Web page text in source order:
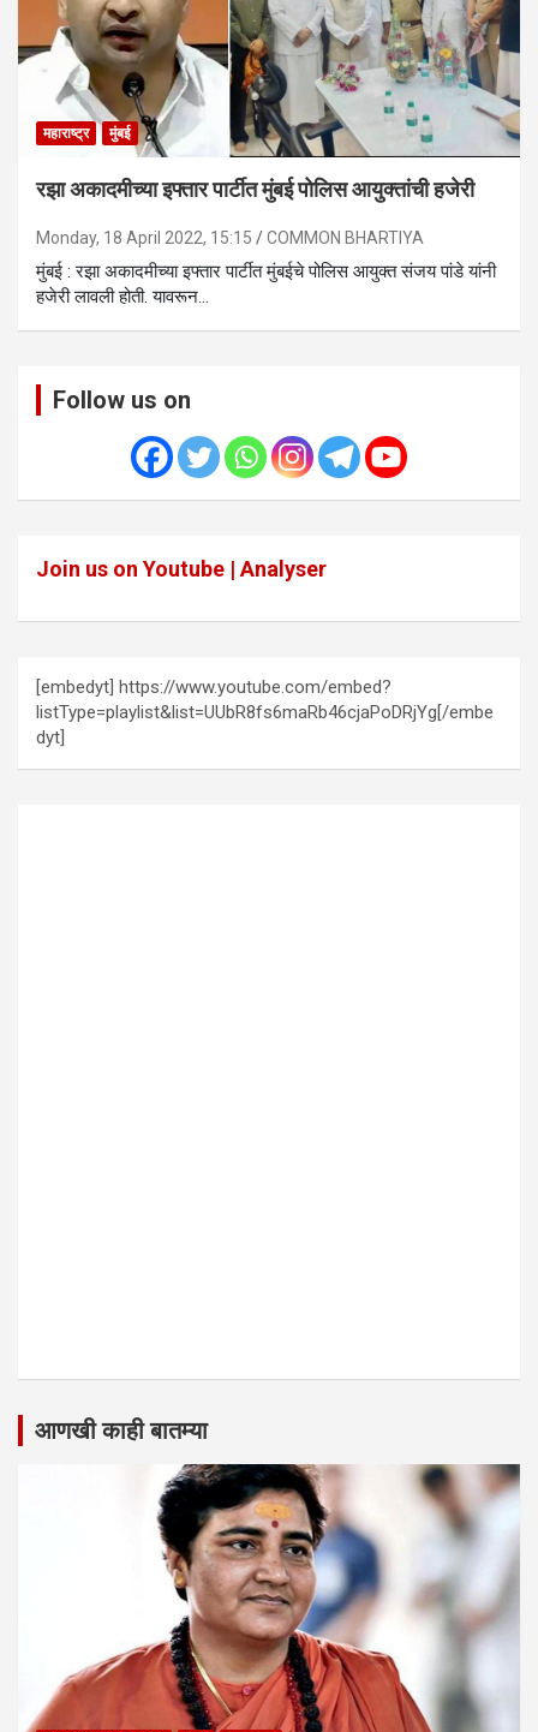
महाराष्ट्र मुंबई
रझा अकादमीच्या इफ्तार पार्टीत मुंबई पोलिस आयुक्तांची हजेरी
Monday, 18 April 2022, 15:15 COMMON BHARTIYA
मुंबई : रझा अकादमीच्या इफ्तार पार्टीत मुंबईचे पोलिस आयुक्त संजय पांडे यांनी
हजेरी लावली होती. यावरून…
Follow us on
Join us on Youtube | Analyser
[embedyt] https://www.youtube.com/embed?
listType=playlist&list=UUbR8fs6maRb46cjaPoDRjYg[/embe
dyt]
आणखी काही बातम्या